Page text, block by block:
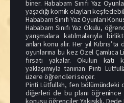
biner. Hababam Sınıfı Yaz
yaşadığı komik olayları
Hababam Sınıfı Yaz Oyunları
Hababam Sınıfı Yaz Okulu,
yarışmalara katılmalarıyla
anları konu alır. Her yıl
oyunlarına bu kez Özel Çamlıca
fırsatı yakalar. Okulun katı
yaklaşımıyla tanınan Pinti
üzere öğrencileri seçer.
Pinti Lütfullah, fen bölümündeki
diğerleri de bu planı
konusu öğrenciler Yakışıklı,